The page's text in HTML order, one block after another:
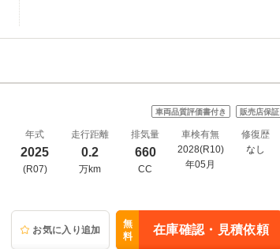
車両品質評価書付き 販売店保証
年式
2025
(R07)
走行距離
0.2
万km
排気量
660
CC
車検有無
2028(R10)
年05月
修復歴
なし
お気に入り追加
無
料
在庫確認・見積依頼